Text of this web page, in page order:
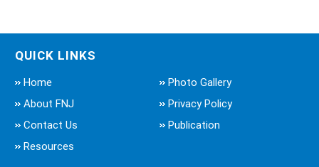
QUICK LINKS
Home
Photo Gallery
About FNJ
Privacy Policy
Contact Us
Publication
Resources